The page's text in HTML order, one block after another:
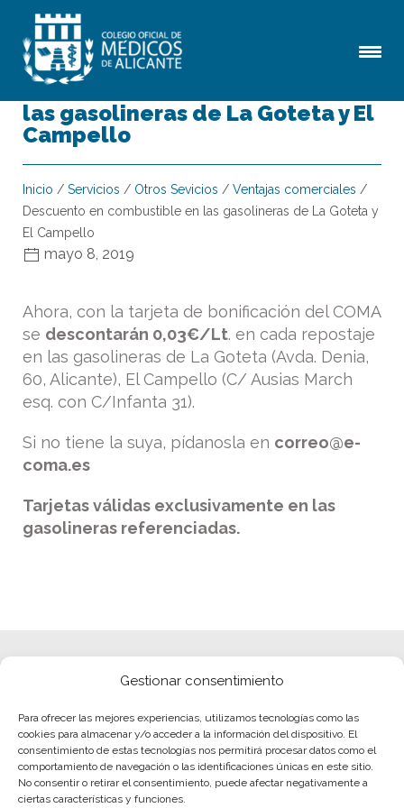
Gestionar consentimiento
Para ofrecer las mejores experiencias, utilizamos tecnologías como las
cookies para almacenar y/o acceder a la información del dispositivo. El
consentimiento de estas tecnologías nos permitirá procesar datos como el
comportamiento de navegación o las identificaciones únicas en este sitio.
No consentir o retirar el consentimiento, puede afectar negativamente a
ciertas características y funciones.
Descuento en combustible en
las gasolineras de La Goteta y El
Campello
Inicio / Servicios / Otros Sevicios / Ventajas comerciales /
Descuento en combustible en las gasolineras de La Goteta y
El Campello
mayo 8, 2019
Ahora, con la tarjeta de bonificación del COMA
se descontarán 0,03€/Lt. en cada repostaje
en las gasolineras de La Goteta (Avda. Denia,
60, Alicante), El Campello (C/ Ausias March
esq. con C/Infanta 31).
Si no tiene la suya, pídanosla en correo@e-
coma.es
Tarjetas válidas exclusivamente en las
gasolineras referenciadas.